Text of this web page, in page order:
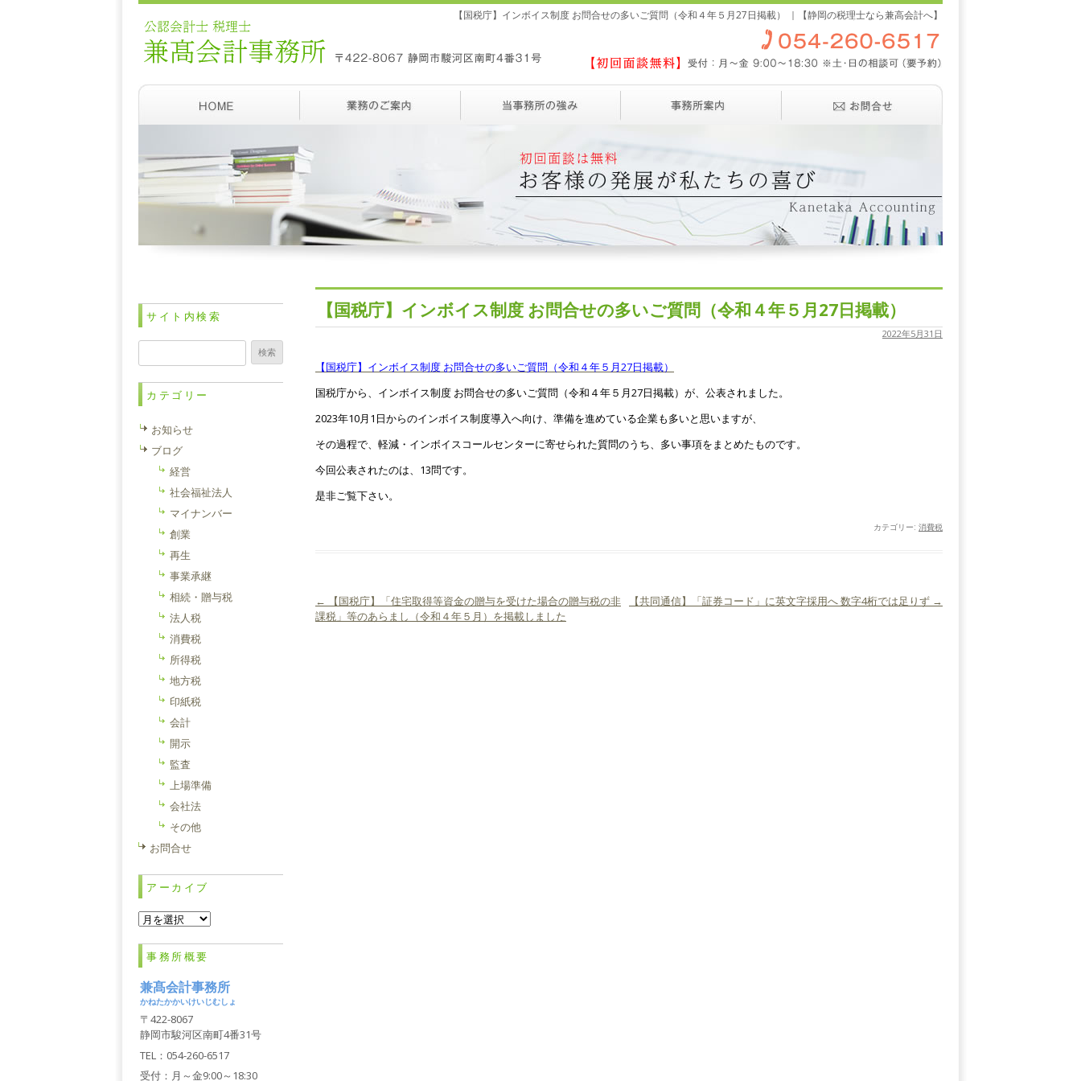
【国税庁】インボイス制度 お問合せの多いご質問（令和４年５月27日掲載） ｜【静岡の税理士なら兼高会計へ】
【国税庁】インボイス制度 お問合せの多いご質問（令和４年５月27日掲載）
2022年5月31日
【国税庁】インボイス制度 お問合せの多いご質問（令和４年５月27日掲載）
国税庁から、インボイス制度 お問合せの多いご質問（令和４年５月27日掲載）が、公表されました。
2023年10月1日からのインボイス制度導入へ向け、準備を進めている企業も多いと思いますが、
その過程で、軽減・インボイスコールセンターに寄せられた質問のうち、多い事項をまとめたものです。
今回公表されたのは、13問です。
是非ご覧下さい。
カテゴリー: 消費税
投稿ナビゲーション
←
【国税庁】「住宅取得等資金の贈与を受けた場合の贈与税の非
課税」等のあらまし（令和４年５月）を掲載しました
【共同通信】「証券コード」に英文字採用へ 数字4桁では足りず →
サイト内検索
検
索:
カテゴリー
お知らせ
ブログ
経営
社会福祉法人
マイナンバー
創業
再生
事業承継
相続・贈与税
法人税
消費税
所得税
地方税
印紙税
会計
開示
監査
上場準備
会社法
その他
お問合せ
アーカイブ
ア
カ
イ
ブ
事務所概要
兼髙会計事務所
かねたかかいけいじむしょ
〒422-8067
静岡市駿河区南町4番31号
TEL：054-260-6517
受付：月～金9:00～18:30